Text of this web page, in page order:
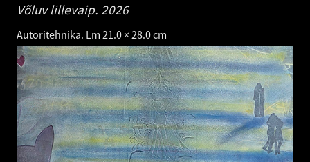
Võluv lillevaip. 2026
Autoritehnika. Lm 21.0 × 28.0 cm